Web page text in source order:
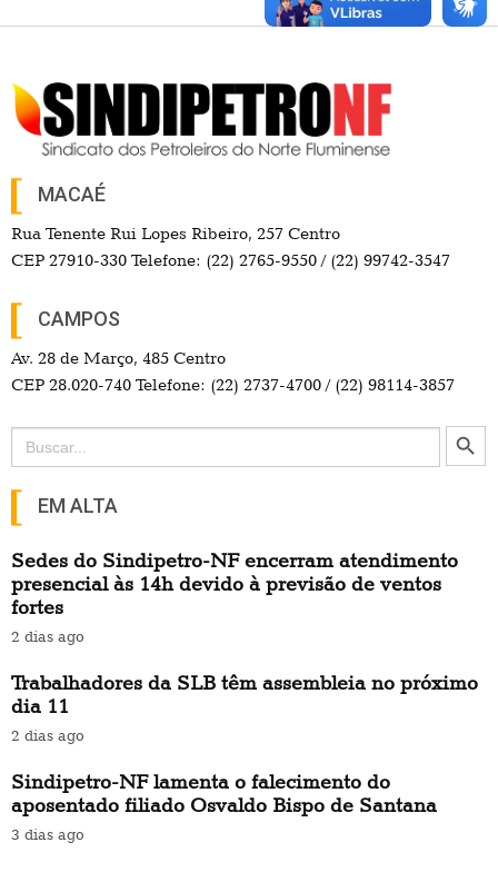
MACAÉ
Rua Tenente Rui Lopes Ribeiro, 257 Centro
CEP 27910-330 Telefone: (22) 2765-9550 / (22) 99742-3547
CAMPOS
Av. 28 de Março, 485 Centro
CEP 28.020-740 Telefone: (22) 2737-4700 / (22) 98114-3857
Search
for:
Search Button
EM ALTA
Sedes do Sindipetro-NF encerram atendimento
presencial às 14h devido à previsão de ventos
fortes
2 dias ago
Trabalhadores da SLB têm assembleia no próximo
dia 11
2 dias ago
Sindipetro-NF lamenta o falecimento do
aposentado filiado Osvaldo Bispo de Santana
3 dias ago